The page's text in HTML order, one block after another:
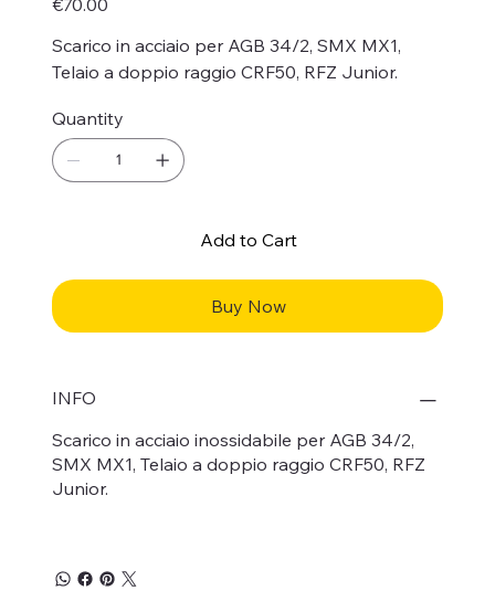
Scarico in acciaio per AGB 34/2, SMX MX1,
Telaio a doppio raggio CRF50, RFZ Junior.
Quantity
Add to Cart
Buy Now
INFO
Scarico in acciaio inossidabile per AGB 34/2,
SMX MX1, Telaio a doppio raggio CRF50, RFZ
Junior.